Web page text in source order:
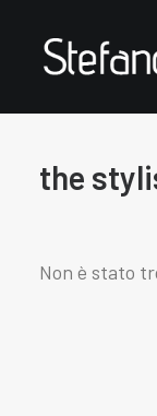
Stefano
the style
the
Non è stato